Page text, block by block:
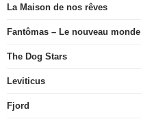
La Maison de nos rêves
Fantômas – Le nouveau monde
The Dog Stars
Leviticus
Fjord